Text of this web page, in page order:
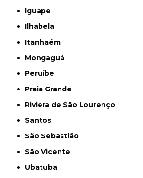
Iguape
Ilhabela
Itanhaém
Mongaguá
Peruíbe
Praia Grande
Riviera de São Lourenço
Santos
São Sebastião
São Vicente
Ubatuba